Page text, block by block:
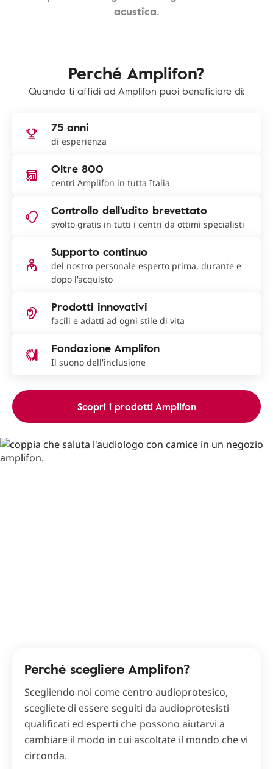
acustica.
Perché Amplifon?
Quando ti affidi ad Amplifon puoi beneficiare di:
75 anni
di esperienza
Oltre 800
centri Amplifon in tutta Italia
Controllo dell'udito brevettato
svolto gratis in tutti i centri da ottimi specialisti
Supporto continuo
del nostro personale esperto prima, durante e
dopo l'acquisto
Prodotti innovativi
facili e adatti ad ogni stile di vita
Fondazione Amplifon
Il suono dell'inclusione
Scopri i prodotti Amplifon
Perché scegliere Amplifon?
Scegliendo noi come centro audioprotesico,
scegliete di essere seguiti da audioprotesisti
qualificati ed esperti che possono aiutarvi a
cambiare il modo in cui ascoltate il mondo che vi
circonda.